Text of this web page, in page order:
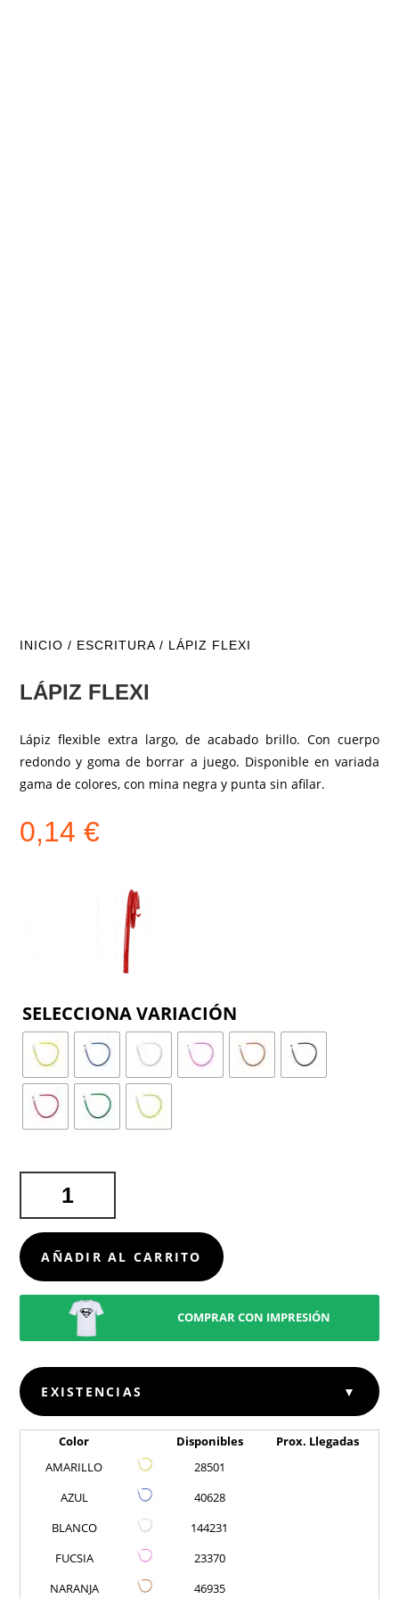
INICIO / ESCRITURA / LÁPIZ FLEXI
LÁPIZ FLEXI
Lápiz flexible extra largo, de acabado brillo. Con cuerpo
redondo y goma de borrar a juego. Disponible en variada
gama de colores, con mina negra y punta sin afilar.
0,14€
CANTIDAD
AÑADIR AL CARRITO
COMPRAR CON IMPRESIÓN
EXISTENCIAS ▼
Color Disponibles
Prox. Llegadas
AMARILLO
28501
AZUL
40628
BLANCO
144231
FUCSIA
23370
NARANJA
46935